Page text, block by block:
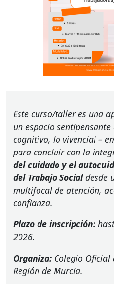
Este curso/taller es una
un espacio
cognitivo, lo vivencial –
para concluir con la
del cuidado y el
del Trabajo Socialdesde
multifocal de atención,
confianza.
Plazo de inscripción:
2026.
Organiza: Colegio Oficial
Región de Murcia.